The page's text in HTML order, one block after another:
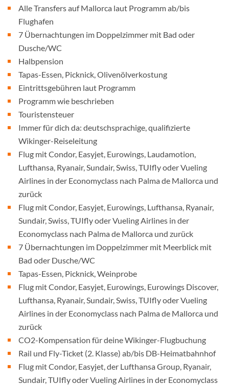
Alle Transfers auf Mallorca laut Programm ab/bis
Flughafen
7 Übernachtungen im Doppelzimmer mit Bad oder
Dusche/WC
Halbpension
Tapas-Essen, Picknick, Olivenölverkostung
Eintrittsgebühren laut Programm
Programm wie beschrieben
Touristensteuer
Immer für dich da: deutschsprachige, qualifizierte
Wikinger-Reiseleitung
Flug mit Condor, Easyjet, Eurowings, Laudamotion,
Lufthansa, Ryanair, Sundair, Swiss, TUIfly oder Vueling
Airlines in der Economyclass nach Palma de Mallorca und
zurück
Flug mit Condor, Easyjet, Eurowings, Lufthansa, Ryanair,
Sundair, Swiss, TUIfly oder Vueling Airlines in der
Economyclass nach Palma de Mallorca und zurück
7 Übernachtungen im Doppelzimmer mit Meerblick mit
Bad oder Dusche/WC
Tapas-Essen, Picknick, Weinprobe
Flug mit Condor, Easyjet, Eurowings, Eurowings Discover,
Lufthansa, Ryanair, Sundair, Swiss, TUIfly oder Vueling
Airlines in der Economyclass nach Palma de Mallorca und
zurück
CO2-Kompensation für deine Wikinger-Flugbuchung
Rail und Fly-Ticket (2. Klasse) ab/bis DB-Heimatbahnhof
Flug mit Condor, Easyjet, der Lufthansa Group, Ryanair,
Sundair, TUIfly oder Vueling Airlines in der Economyclass